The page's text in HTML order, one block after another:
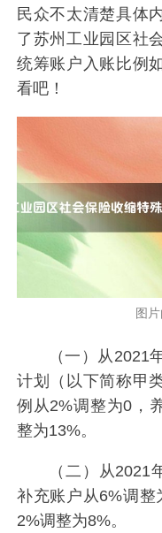
民众不太清楚具体
了苏州工业园区社
统筹账户入账比例
看吧！
图
（一）从2021
计划（以下简称甲
例从2%调整为0，
整为13%。
（二）从
补充账户从6%调整
2%调整为8%。